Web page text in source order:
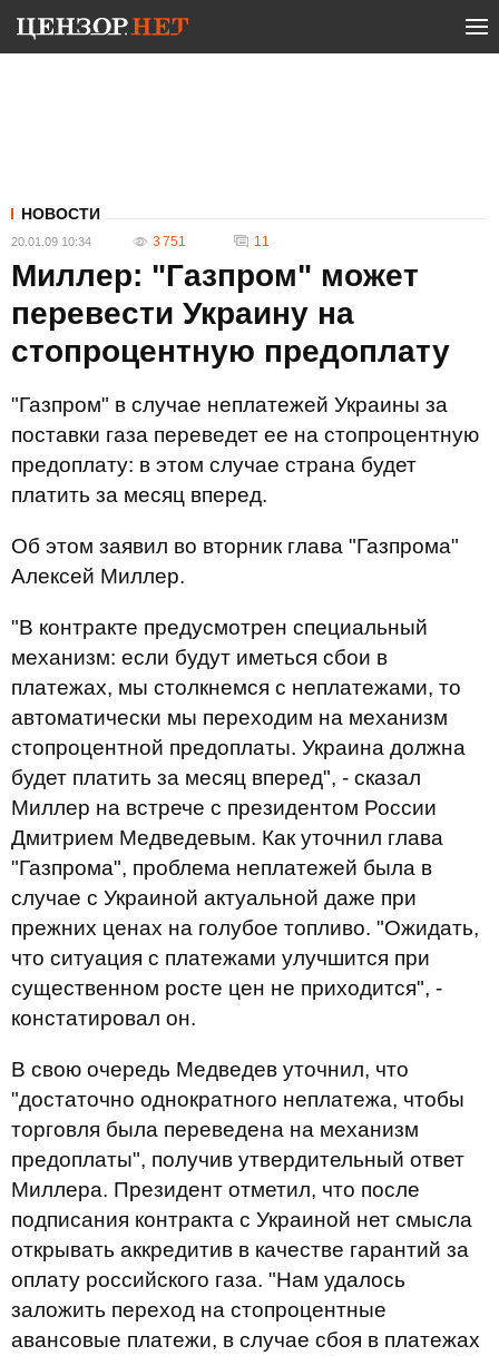
НОВОСТИ
20.01.09 10:34 3 751 11
Миллер: "Газпром" может
перевести Украину на
стопроцентную предоплату
"Газпром" в случае неплатежей Украины за
поставки газа переведет ее на стопроцентную
предоплату: в этом случае страна будет
платить за месяц вперед.
Об этом заявил во вторник глава "Газпрома"
Алексей Миллер.
"В контракте предусмотрен специальный
механизм: если будут иметься сбои в
платежах, мы столкнемся с неплатежами, то
автоматически мы переходим на механизм
стопроцентной предоплаты. Украина должна
будет платить за месяц вперед", - сказал
Миллер на встрече с президентом России
Дмитрием Медведевым. Как уточнил глава
"Газпрома", проблема неплатежей была в
случае с Украиной актуальной даже при
прежних ценах на голубое топливо. "Ожидать,
что ситуация с платежами улучшится при
существенном росте цен не приходится", -
констатировал он.
В свою очередь Медведев уточнил, что
"достаточно однократного неплатежа, чтобы
торговля была переведена на механизм
предоплаты", получив утвердительный ответ
Миллера. Президент отметил, что после
подписания контракта с Украиной нет смысла
открывать аккредитив в качестве гарантий за
оплату российского газа. "Нам удалось
заложить переход на стопроцентные
авансовые платежи, в случае сбоя в платежах